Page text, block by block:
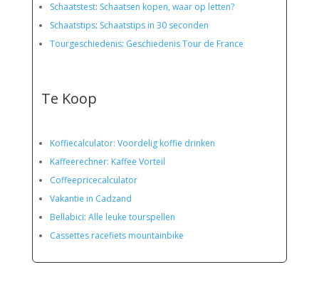
Schaatstest: Schaatsen kopen, waar op letten?
Schaatstips: Schaatstips in 30 seconden
Tourgeschiedenis: Geschiedenis Tour de France
Te Koop
Koffiecalculator: Voordelig koffie drinken
Kaffeerechner: Kaffee Vorteil
Coffeepricecalculator
Vakantie in Cadzand
Bellabici: Alle leuke tourspellen
Cassettes racefiets mountainbike